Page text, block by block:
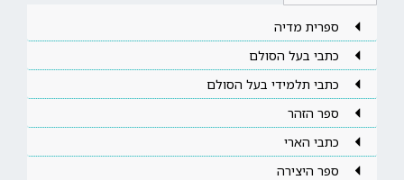
ספרית מדיה
כתבי בעל הסולם
כתבי תלמידי בעל הסולם
ספר הזהר
כתבי הארי
ספר היצירה